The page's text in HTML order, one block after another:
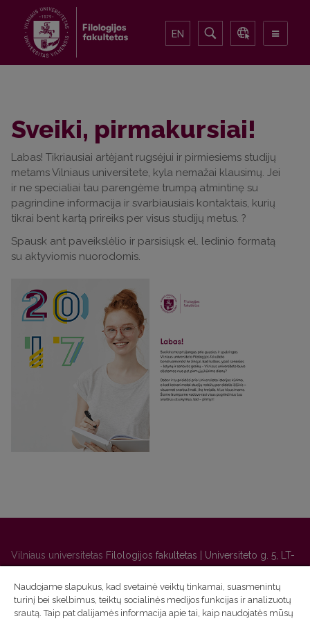
EN
Sveiki, pirmakursiai!
Labas! Tikriausiai artėjant rugsėjui ir pirmiesiems studijų
metams Vilniaus universitete, kyla nemažai klausimų. Jei
ir ne specialiai tau parengėme trumpą atmintinę su
pagrindine informacija ir svarbiausiais kontaktais, kurių
tikrai bent kartą prireiks per visus studijų metus. ?
Spausk ant paveikslėlio ir parsisiųsk el. ledinio formatą
su aktyviomis nuorodomis.
Vilniaus universitetas Filologijos fakultetas | Universiteto g. 5, LT-
01131 Vilnius
Studijų skyriaus(studijų ir tvarkaraščio klausimai) tel. (0 5) 268
7208 | El. paštasstudijos@flf.vu.lt
Naudojame slapukus, kad svetainė veiktų tinkamai, suasmenintų
turinį bei skelbimus, teiktų socialinės medijos funkcijas ir analizuotų
srautą. Taip pat dalijamės informacija apie tai, kaip naudojatės mūsų